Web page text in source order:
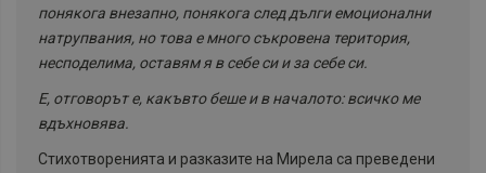
понякога внезапно, понякога след дълги емоционални
натрупвания, но това е много съкровена територия,
несподелима, оставям я в себе си и за себе си.
Е, отговорът е, какъвто беше и в началото: всичко ме
вдъхновява.
Стихотворенията и разказите на Мирела са преведени